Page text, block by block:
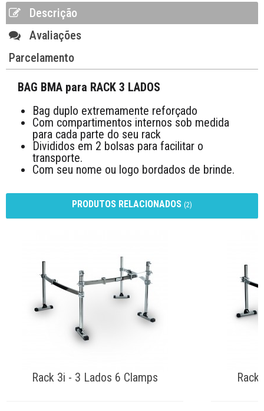
Descrição
Avaliações
Parcelamento
BAG BMA para RACK 3 LADOS
Bag duplo extremamente reforçado
Com compartimentos internos sob medida
para cada parte do seu rack
Divididos em 2 bolsas para facilitar o
transporte.
Com seu nome ou logo bordados de brinde.
PRODUTOS RELACIONADOS (2)
Rack 3i - 3 Lados 6 Clamps